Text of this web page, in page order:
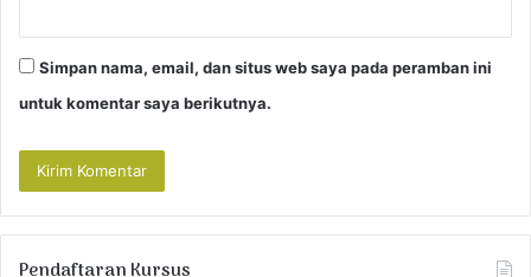
Simpan nama, email, dan situs web saya pada peramban ini
untuk komentar saya berikutnya.
Pendaftaran Kursus